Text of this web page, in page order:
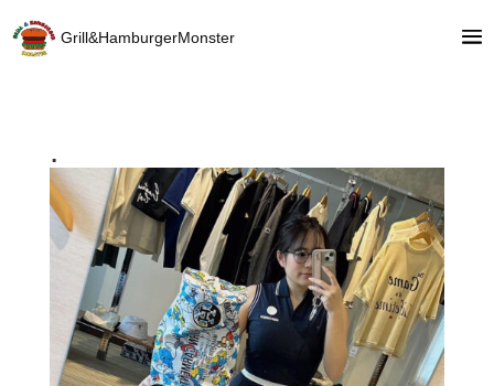
Grill&HamburgerMonster
.